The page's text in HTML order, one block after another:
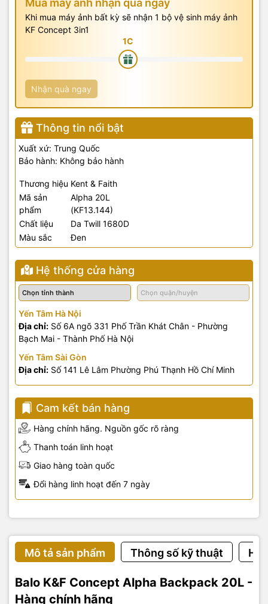
Khi mua máy ảnh bất kỳ sẽ nhận 1 bộ vệ sinh máy ảnh
KF Concept 3in1
Nhận quà ngay
Thông tin nổi bật
Xuất xứ: Trung Quốc
Bảo hành: Không bảo hành
Thương hiệu Kent & Faith
Mã sản
phẩm
Alpha 20L
(KF13.144)
Chất liệu
Da Twill 1680D
Màu sắc
Đen
Hệ thống cửa hàng
Yến Tâm Hà Nội
Địa chỉ: Số 6A ngõ 331 Phố Trần Khát Chân - Phường
Bạch Mai - Thành Phố Hà Nội
Yến Tâm Sài Gòn
Địa chỉ: Số 141 Lê Lâm Phường Phú Thạnh Hồ Chí Minh
Cam kết bán hàng
Hàng chính hãng. Nguồn gốc rõ ràng
Thanh toán linh hoạt
Giao hàng toàn quốc
Đổi hàng linh hoạt đến 7 ngày
Mô tả sản phẩm Thông số kỹ thuật
Balo K&F Concept Alpha Backpack 20L -
Hàng chính hãng